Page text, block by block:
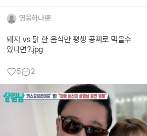
영웅하나뿐
돼지 vs 닭 한 음식만 평생 공짜로 먹을수
있다면?.jpg
5 2